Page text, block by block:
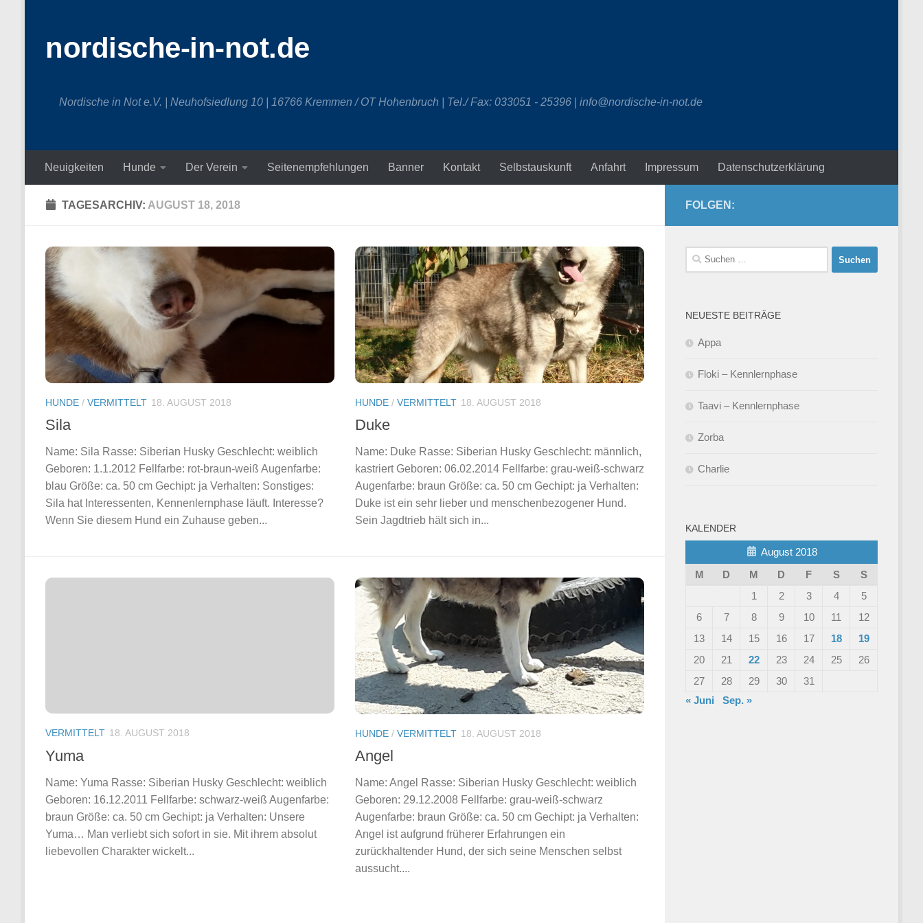
nordische-in-not.de
Nordische in Not e.V. | Neuhofsiedlung 10 | 16766 Kremmen / OT Hohenbruch | Tel./ Fax: 033051 - 25396 | info@nordische-in-not.de
Neuigkeiten Hunde Der Verein Seitenempfehlungen Banner Kontakt Selbstauskunft Anfahrt Impressum Datenschutzerklärung
TAGESARCHIV: AUGUST 18, 2018
HUNDE / VERMITTELT 18. AUGUST 2018
Sila
Name: Sila Rasse: Siberian Husky Geschlecht: weiblich
Geboren: 1.1.2012 Fellfarbe: rot-braun-weiß Augenfarbe:
blau Größe: ca. 50 cm Gechipt: ja Verhalten: Sonstiges:
Sila hat Interessenten, Kennenlernphase läuft. Interesse?
Wenn Sie diesem Hund ein Zuhause geben...
HUNDE / VERMITTELT 18. AUGUST 2018
Duke
Name: Duke Rasse: Siberian Husky Geschlecht: männlich,
kastriert Geboren: 06.02.2014 Fellfarbe: grau-weiß-schwarz
Augenfarbe: braun Größe: ca. 50 cm Gechipt: ja Verhalten:
Duke ist ein sehr lieber und menschenbezogener Hund.
Sein Jagdtrieb hält sich in...
VERMITTELT 18. AUGUST 2018
Yuma
Name: Yuma Rasse: Siberian Husky Geschlecht: weiblich
Geboren: 16.12.2011 Fellfarbe: schwarz-weiß Augenfarbe:
braun Größe: ca. 50 cm Gechipt: ja Verhalten: Unsere
Yuma… Man verliebt sich sofort in sie. Mit ihrem absolut
liebevollen Charakter wickelt...
HUNDE / VERMITTELT 18. AUGUST 2018
Angel
Name: Angel Rasse: Siberian Husky Geschlecht: weiblich
Geboren: 29.12.2008 Fellfarbe: grau-weiß-schwarz
Augenfarbe: braun Größe: ca. 50 cm Gechipt: ja Verhalten:
Angel ist aufgrund früherer Erfahrungen ein
zurückhaltender Hund, der sich seine Menschen selbst
aussucht....
FOLGEN:
Suchen
nach:
NEUESTE BEITRÄGE
Appa
Floki – Kennlernphase
Taavi – Kennlernphase
Zorba
Charlie
KALENDER
August 2018
M
D M D F S
S
1
2 3 4
5
6
7 8 9 10 11
12
13
14 15 16 17 18
19
20
21 22 23 24 25
26
27
28 29 30
31
« Juni
Sep. »